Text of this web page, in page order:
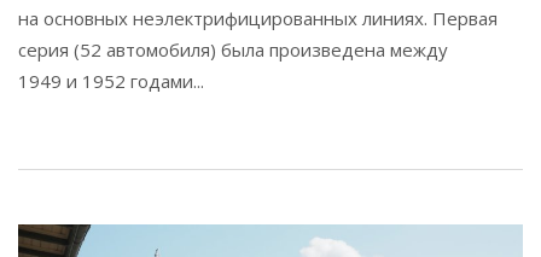
на основных неэлектрифицированных линиях. Первая
серия (52 автомобиля) была произведена между
1949 и 1952 годами...